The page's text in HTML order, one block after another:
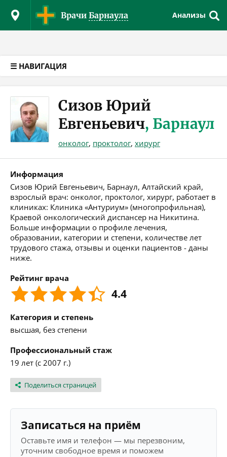
Врачи Барнаула Анализы
☰ НАВИГАЦИЯ
Сизов Юрий
Евгеньевич, Барнаул
онколог, проктолог, хирург
Информация
Сизов Юрий Евгеньевич, Барнаул, Алтайский край,
взрослый врач: онколог, проктолог, хирург, работает в
клиниках: Клиника «Антуриум» (многопрофильная),
Краевой онкологический диспансер на Никитина.
Больше информации о профиле лечения,
образовании, категории и степени, количестве лет
трудового стажа, отзывы и оценки пациентов - даны
ниже.
Рейтинг врача
4.4
Категория и степень
высшая, без степени
Профессиональный стаж
19 лет (с 2007 г.)
Поделиться страницей
Записаться на приём
Оставьте имя и телефон — мы перезвоним,
уточним свободное время и поможем